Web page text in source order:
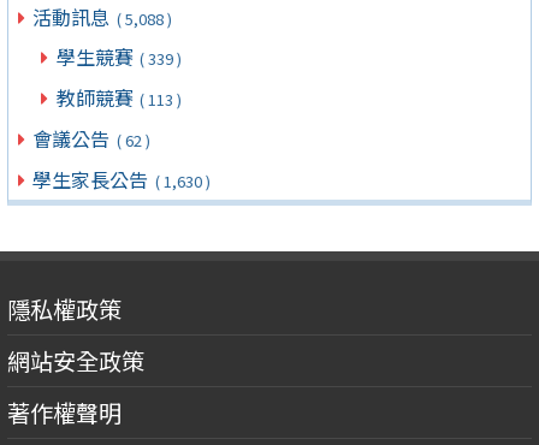
活動訊息 ( 5,088 )
學生競賽 ( 339 )
教師競賽 ( 113 )
會議公告 ( 62 )
學生家長公告 ( 1,630 )
隱私權政策
網站安全政策
著作權聲明